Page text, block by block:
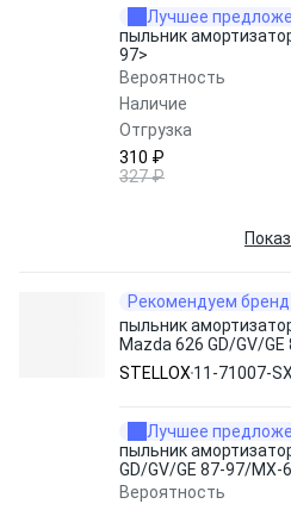
Лучшее
пыльник
97>
Вероятность
Наличие
Отгрузка
310 ₽
327 ₽
Рекомендуем бренд
пыльник
Mazda 626 GD/GV/
GE/Xedos 6 CA 91>
STELLOX 11-71007-SX
Лучшее
пыльник
GD/GV/GE 87-97/MX-
Вероятность